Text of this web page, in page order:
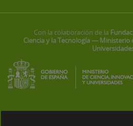
Con la colaboración de la
Ciencia y la Tecnología — Ministerio